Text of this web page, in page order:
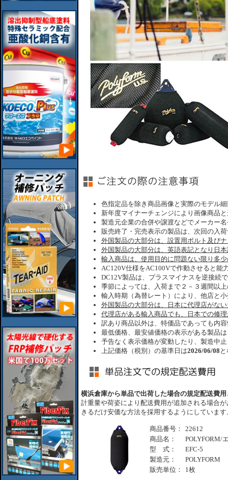
色指定品を除き商品画像と実際のモデル
新年度マイナーチェンジにより画像商品
製造元企業の合併や譲渡などでメーカー
販売終了・完売表示の製品は、次回の入
外国製品の大部分は、設置用ボルト及び
外国製品の大部分は、英語表記となり日
輸入商品は、使用目的に問題ない限り多
AC120V仕様をAC100Vで作動させると能
DC12V製品は、プラスマイナスを逆接続
季節によっては、入荷まで２－３週間以
輸入時期（為替レート）により、他店と
外国製品の大部分は、日本に代理店がな
代理店がある輸入商品でも、日本での修
訳あり商品以外は、特価品であっても内
最低価格、最安値価格の表示がある製品
予告なく表示価格が変動したり、製造中
上記価格（税別）の基準日は2026/06/08
横浜倉庫から単品で出荷した場合の規定配送費用
計重量や荷姿により配送費用が追加される場合
きるだけ安価な方法を採用するようにしています
商品番号：
22612
商品名：
POLYFORM/
型 式：
EFC-5
製造元：
POLYFORM
販売単位：
1枚